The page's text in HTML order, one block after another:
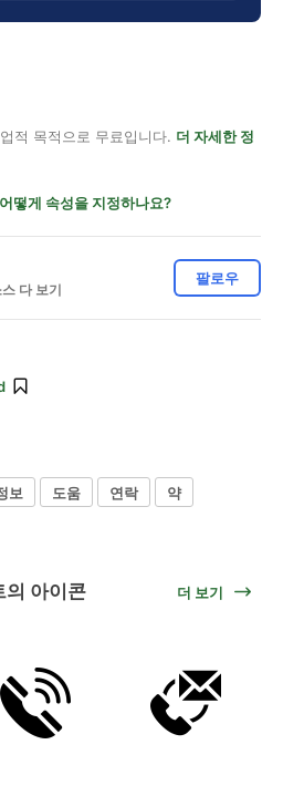
적 목적으로 무료입니다. 더 자세한 정
어떻게 속성을 지정하나요?
다 보기
팔로우
보 도움 연락 약
의 아이콘 더 보기